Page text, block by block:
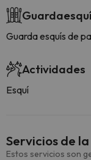
Guarda esquís de
Actividades
Esquí
Servicios de
Estos servicios son